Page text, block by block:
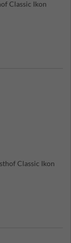
Classic Ikon
Classic Ikon